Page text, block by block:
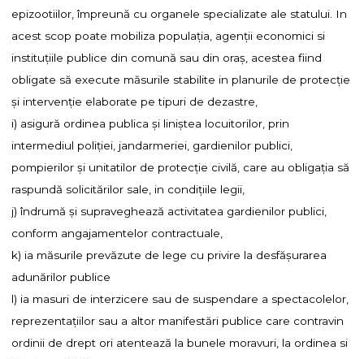
epizootiilor, împreună cu organele specializate ale statului. In
acest scop poate mobiliza populaţia, agenţii economici si
instituţiile publice din comună sau din oraş, acestea fiind
obligate să execute măsurile stabilite in planurile de protecţie
şi intervenţie elaborate pe tipuri de dezastre,
i) asigură ordinea publica şi liniştea locuitorilor, prin
intermediul poliţiei, jandarmeriei, gardienilor publici,
pompierilor şi unitatilor de protecţie civilă, care au obligaţia să
raspundă solicitărilor sale, in condiţiile legii,
j) îndrumă şi supraveghează activitatea gardienilor publici,
conform angajamentelor contractuale,
k) ia măsurile prevăzute de lege cu privire la desfăşurarea
adunărilor publice
l) ia masuri de interzicere sau de suspendare a spectacolelor,
reprezentaţiilor sau a altor manifestări publice care contravin
ordinii de drept ori atentează la bunele moravuri, la ordinea si